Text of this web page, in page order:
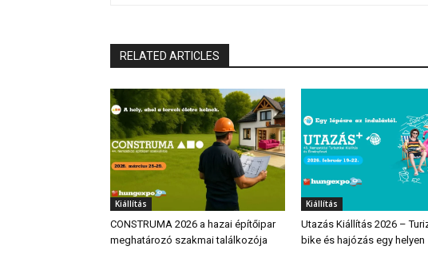
RELATED ARTICLES
Kiállítás
CONSTRUMA 2026 a hazai építőipar
meghatározó szakmai találkozója
Kiállítás
Utazás Kiállítás 2026 –
bike és hajózás egy helyen